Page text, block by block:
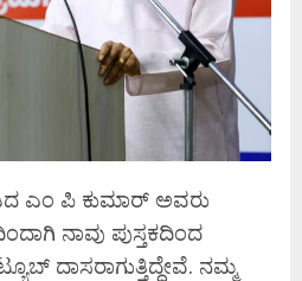
ಎಂ ಪಿ ಕುಮಾರ್‌ ಅವರು
ನಾವು ಪುಸ್ತಕದಿಂದ
ದಾಸರಾಗುತ್ತಿದ್ದೇವೆ. ನಮ್ಮ